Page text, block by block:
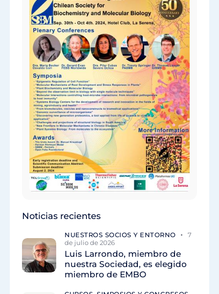
Noticias recientes
NUESTROS SOCIOS Y ENTORNO
7
de julio de 2026
Luis Larrondo, miembro de
nuestra Sociedad, es elegido
miembro de EMBO